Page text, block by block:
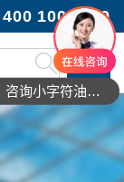
100 1089
您好，咨询小字符油墨喷码机
咨询激光打码机